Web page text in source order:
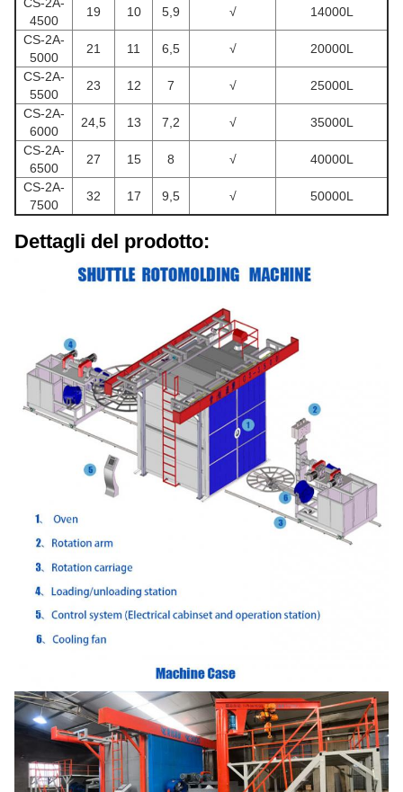
4500
19 10 5,9 √
14000L
CS-2A-
5000
21 11 6,5 √
20000L
CS-2A-
5500
23 12 7 √
25000L
CS-2A-
6000
24,5 13 7,2 √
35000L
CS-2A-
6500
27 15 8 √
40000L
CS-2A-
7500
32 17 9,5 √ 50000L
Dettagli del prodotto: